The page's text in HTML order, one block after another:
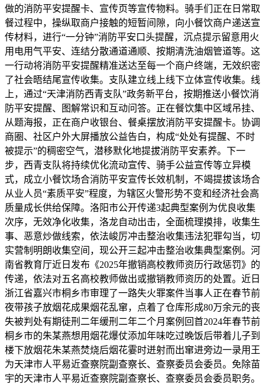
做的消防平安提醒卡、宣传页等宣传物料。骑手们正在日常取
餐过程中，操纵取商户接触的短暂间隙，向小餐饮商户递送宣
传材料，进行“一分钟”消防平安口头提醒，沉点提示留意用火
用电用气平安、连结分散通道通顺、按期清洗油烟管道等。这
一行动将消防平安提醒精准送达至每一个商户终端，无效织密
了社会晤结尾宣传收集。支队建立线上线下立体宣传收集。线
上，通过“天津消防西青支队”政务新平台，按期推送小餐饮消
防平安提醒、图解常识和互动问答。正在餐饮集中区域吊挂、
从题海报，正在商户收银台、餐桌摆放消防平安提醒卡。协调
商圈、社区户外大屏播放公益告白，构成“处处有提醒、不时
被提示”的稠密空气，潜移默化地提拔消防平安素养。下一
步，西青支队将持续优化流动宣传、骑手公益宣传等立异模
式，成立小餐饮场合消防平安宣传长效机制，不竭提拔该场合
从业人员“素质平安”程度，为辖区火警形势不变和经济社会高
质量成长供给保障。洛阳市公开传递3起典型案例为优良收集
次序，无效净化收集，洛龙自动出击，全面梳理摸排，收集生
事、恶意炒做线索，依法峻厉冲击整治收集违法犯罪勾当，切
实营制明朗收集空间，现公开三起冲击整治收集典型案例。河
南省教育厅近日发布《2025年撤销高校教师资历行政惩罚》的
传递，依法对五名高校教师做出或撤销教师资历的处置。近日
浙江省嘉兴市桐乡市审理了一路失火罪案件当事人正在春节前
夜带孩子放烟花成果烟花乱窜，点着了仓库形成80万余元的丧
失被判处有期徒刑二年缓刑二年二个月案例回首2024年春节前
桐乡市的朱某燕想用烟花爆仗添加年味吃过晚饭后带着儿子到
楼下放烟花朱某燕焚烧后烟花霎时迸射而出窜进旁边一录用王
为天津市人平易近查察院副查察长、查察委员会委员。免除苗
宇的天津市人平易近查察院副查察长、查察委员会委员职务。